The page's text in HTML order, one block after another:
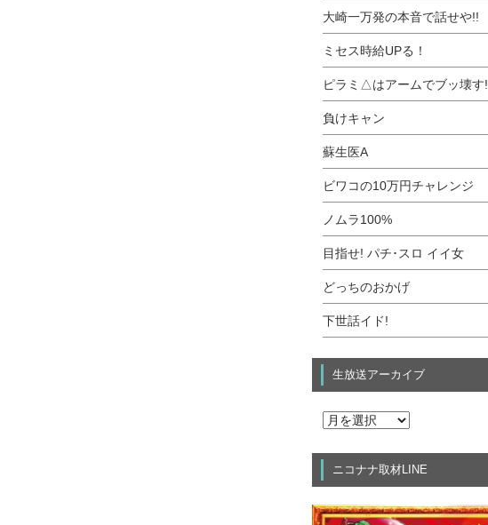
大崎一万発の本音で話せや!!
ミセス時給UPる！
ピラミ△はアームでブッ壊す!
負けキャン
蘇生医A
ビワコの10万円チャレンジ
ノムラ100%
目指せ! パチ･スロ イイ女
どっちのおかげ
下世話イド!
生放送アーカイブ
ニコナナ取材LINE